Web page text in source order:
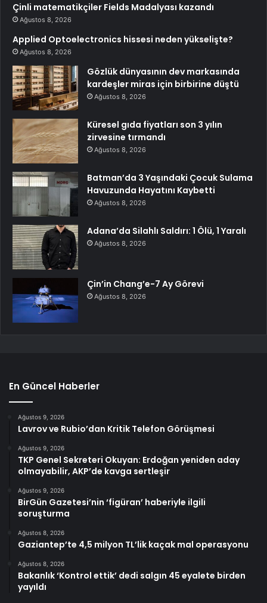
Çinli matematikçiler Fields Madalyası kazandı
Ağustos 8, 2026
Applied Optoelectronics hissesi neden yükselişte?
Ağustos 8, 2026
Gözlük dünyasının dev markasında
kardeşler miras için birbirine düştü
Ağustos 8, 2026
Küresel gıda fiyatları son 3 yılın
zirvesine tırmandı
Ağustos 8, 2026
Batman’da 3 Yaşındaki Çocuk Sulama
Havuzunda Hayatını Kaybetti
Ağustos 8, 2026
Adana’da Silahlı Saldırı: 1 Ölü, 1 Yaralı
Ağustos 8, 2026
Çin’in Chang’e-7 Ay Görevi
Ağustos 8, 2026
En Güncel Haberler
Ağustos 9, 2026
Lavrov ve Rubio’dan Kritik Telefon Görüşmesi
Ağustos 9, 2026
TKP Genel Sekreteri Okuyan: Erdoğan yeniden aday
olmayabilir, AKP’de kavga sertleşir
Ağustos 9, 2026
BirGün Gazetesi’nin ‘figüran’ haberiyle ilgili
soruşturma
Ağustos 8, 2026
Gaziantep’te 4,5 milyon TL’lik kaçak mal operasyonu
Ağustos 8, 2026
Bakanlık ‘Kontrol ettik’ dedi salgın 45 eyalete birden
yayıldı